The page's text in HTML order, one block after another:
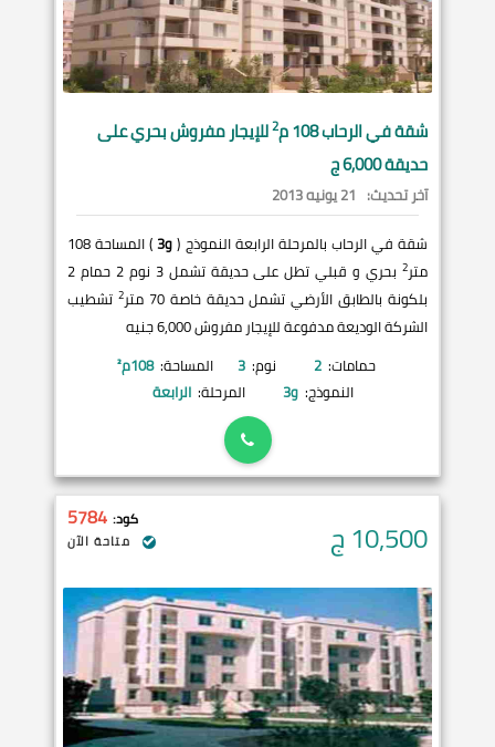
شقة فيالرحاب108 م 2للإيجار مفروش بحري على
حديقة 6,000 ج
آخر تحديث: 21 يونيه 2013
شقة في الرحاب بالمرحلة الرابعة النموذج (و3
) المساحة 108
متر2
بحري و قبلي تطل على حديقة تشمل 3 نوم 2 حمام 2
بلكونة بالطابق الأرضي تشمل حديقة خاصة 70 متر
2 تشطيب
الشركة الوديعة مدفوعة للإيجار مفروش 6,000 جنيه
حمامات: 2 نوم: 3 المساحة: 108م²
النموذج: و3 المرحلة: الرابعة
10,500ج كود: 5784
متاحة الآن